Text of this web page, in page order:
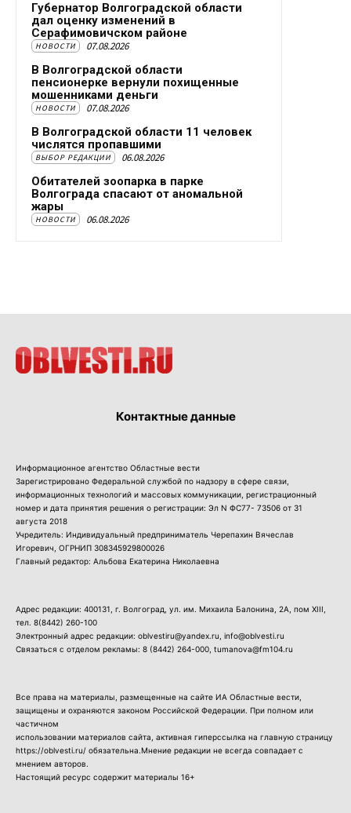
Губернатор Волгоградской области
дал оценку изменений в
Серафимовичском районе
НОВОСТИ 07.08.2026
В Волгоградской области
пенсионерке вернули похищенные
мошенниками деньги
НОВОСТИ 07.08.2026
В Волгоградской области 11 человек
числятся пропавшими
ВЫБОР РЕДАКЦИИ 06.08.2026
Обитателей зоопарка в парке
Волгограда спасают от аномальной
жары
НОВОСТИ 06.08.2026
Контактные данные
Информационное агентство Областные вести
Зарегистрировано Федеральной службой по надзору в сфере связи,
информационных технологий и массовых коммуникации, регистрационный
номер и дата принятия решения о регистрации: Эл N ФС77- 73506 от 31
августа 2018
Учредитель: Индивидуальный предприниматель Черепахин Вячеслав
Игоревич, ОГРНИП 308345929800026
Главный редактор: Альбова Екатерина Николаевна
Адрес редакции: 400131, г. Волгоград, ул. им. Михаила Балонина, 2А, пом XIII,
тел. 8(8442) 260-100
Электронный адрес редакции: oblvestiru@yandex.ru, info@oblvesti.ru
Связаться с отделом рекламы: 8 (8442) 264-000 , tumanova@fm104.ru
Все права на материалы, размещенные на сайте ИА Областные вести,
защищены и охраняются законом Российской Федерации. При полном или
частичном
использовании материалов сайта, активная гиперссылка на главную страницу
https://oblvesti.ru/ обязательна.Мнение редакции не всегда совпадает с
мнением авторов.
Настоящий ресурс содержит материалы 16+